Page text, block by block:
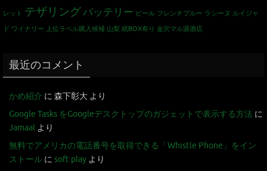
レット テザリングバッテリー ビール フレンチブルー ラシーヌ ルイジャ
ド ワイナリー 上位ラベル購入候補 山梨 紙BOX有り 金沢マル源酒店
最近のコメント
かめ紹介 に 森下彰大 より
Google Tasks をGoogleデスクトップのガジェットで表示する方法 に
Jamaal より
無料でアメリカの電話番号を取得できる「Whistle Phone」をイン
ストール に soft play より